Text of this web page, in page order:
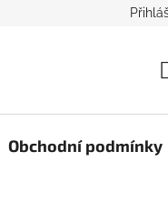
Obchodní podmínky